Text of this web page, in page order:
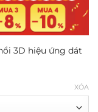
3D hiệu ứng dát
XÓA